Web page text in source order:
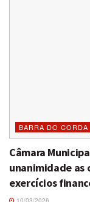
BARRA DO CORDA
Câmara
unanimidade as
exercícios
10/03/2026